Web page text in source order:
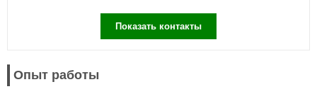
Показать контакты
Опыт работы